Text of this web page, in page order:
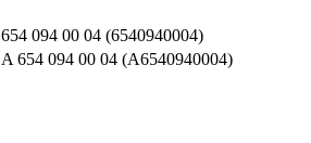
654 094 00 04 (6540940004)
A 654 094 00 04 (A6540940004)